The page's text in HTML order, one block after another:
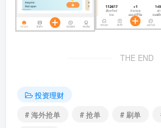
THE END
投资理财
# 海外抢单
# 抢单 # 刷单